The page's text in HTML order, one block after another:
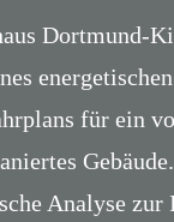
Dortmund-
energetischen
für ein
Gebäude.
Analyse